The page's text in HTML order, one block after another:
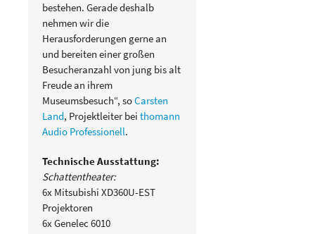
bestehen. Gerade deshalb
nehmen wir die
Herausforderungen gerne an
und bereiten einer großen
Besucheranzahl von jung bis alt
Freude an ihrem
Museumsbesuch“, soCarsten
Land, Projektleiter bei thomann
Audio Professionell.
Technische Ausstattung:
Schattentheater:
6x Mitsubishi XD360U-EST
Projektoren
6x Genelec 6010